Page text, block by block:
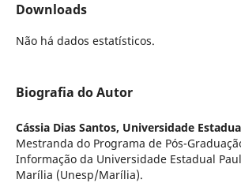
Downloads
Não há dados estatísticos.
Biografia do Autor
Cássia Dias Santos, Universidade
Mestranda do Programa de Pós-
Informação da Universidade Estadual
Marília (Unesp/Marília).